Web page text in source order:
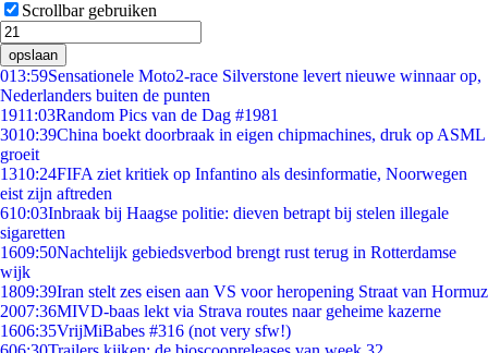
Scrollbar gebruiken
opslaan
013:59Sensationele Moto2-race Silverstone levert nieuwe winnaar op,
Nederlanders buiten de punten
1911:03Random Pics van de Dag #1981
3010:39China boekt doorbraak in eigen chipmachines, druk op ASML
groeit
1310:24FIFA ziet kritiek op Infantino als desinformatie, Noorwegen
eist zijn aftreden
610:03Inbraak bij Haagse politie: dieven betrapt bij stelen illegale
sigaretten
1609:50Nachtelijk gebiedsverbod brengt rust terug in Rotterdamse
wijk
1809:39Iran stelt zes eisen aan VS voor heropening Straat van Hormuz
2007:36MIVD-baas lekt via Strava routes naar geheime kazerne
1606:35VrijMiBabes #316 (not very sfw!)